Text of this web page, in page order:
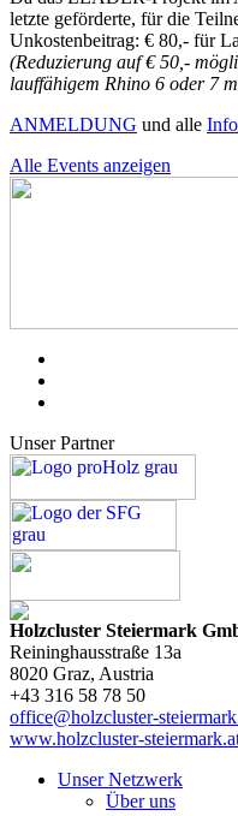
letzte geförderte, für die
Unkostenbeitrag: € 80,- für
(Reduzierung auf € 50,-
lauffähigem Rhino 6 oder 7
ANMELDUNG und alle
Alle Events anzeigen
Unser Partner
Holzcluster Steiermark
Reininghausstraße 13a
8020 Graz, Austria
+43 316 58 78 50
office@holzcluster-
www.holzcluster-
Unser Netzwerk
Über uns